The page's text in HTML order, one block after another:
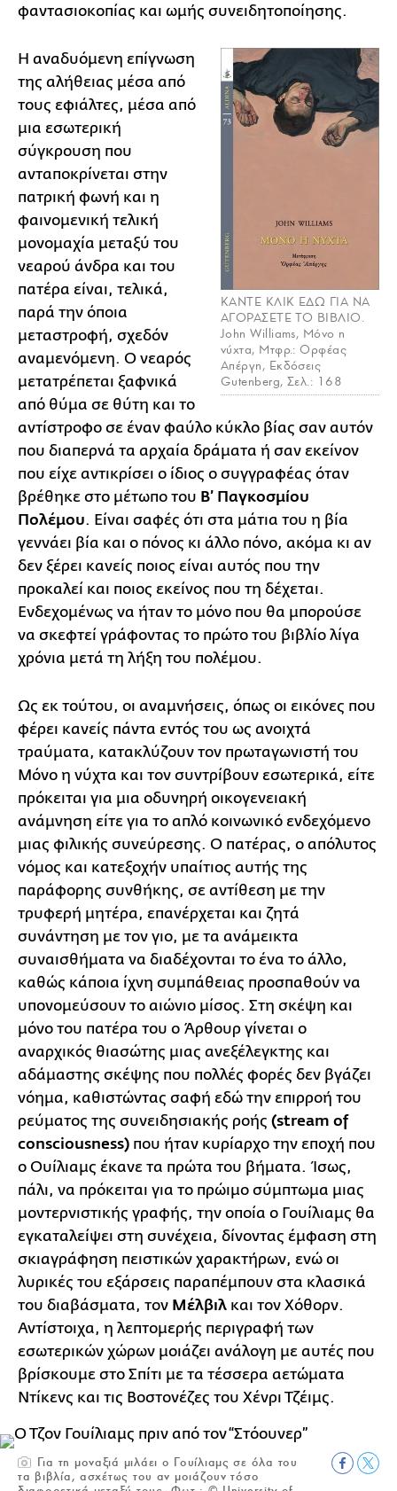
φαντασιοκοπίας και ωμής συνειδητοποίησης.
ΚΑΝΤΕ ΚΛΙΚ ΕΔΩ ΓΙΑ ΝΑ
ΑΓΟΡΑΣΕΤΕ ΤΟ ΒΙΒΛΙΟ.
John Williams, Μόνο η
νύχτα, Μτφρ.: Ορφέας
Απέργη, Εκδόσεις
Gutenberg, Σελ.: 168
Η αναδυόμενη επίγνωση
της αλήθειας μέσα από
τους εφιάλτες, μέσα από
μια εσωτερική
σύγκρουση που
ανταποκρίνεται στην
πατρική φωνή και η
φαινομενική τελική
μονομαχία μεταξύ του
νεαρού άνδρα και του
πατέρα είναι, τελικά,
παρά την όποια
μεταστροφή, σχεδόν
αναμενόμενη. Ο νεαρός
μετατρέπεται ξαφνικά
από θύμα σε θύτη και το
αντίστροφο σε έναν φαύλο κύκλο βίας σαν αυτόν
που διαπερνά τα αρχαία δράματα ή σαν εκείνον
που είχε αντικρίσει ο ίδιος ο συγγραφέας όταν
βρέθηκε στο μέτωπο του Β’ Παγκοσμίου
Πολέμου. Είναι σαφές ότι στα μάτια του η βία
γεννάει βία και ο πόνος κι άλλο πόνο, ακόμα κι αν
δεν ξέρει κανείς ποιος είναι αυτός που την
προκαλεί και ποιος εκείνος που τη δέχεται.
Ενδεχομένως να ήταν το μόνο που θα μπορούσε
να σκεφτεί γράφοντας το πρώτο του βιβλίο λίγα
χρόνια μετά τη λήξη του πολέμου.
Ως εκ τούτου, οι αναμνήσεις, όπως οι εικόνες που
φέρει κανείς πάντα εντός του ως ανοιχτά
τραύματα, κατακλύζουν τον πρωταγωνιστή του
Μόνο η νύχτα και τον συντρίβουν εσωτερικά, είτε
πρόκειται για μια οδυνηρή οικογενειακή
ανάμνηση είτε για το απλό κοινωνικό ενδεχόμενο
μιας φιλικής συνεύρεσης. Ο πατέρας, ο απόλυτος
νόμος και κατεξοχήν υπαίτιος αυτής της
παράφορης συνθήκης, σε αντίθεση με την
τρυφερή μητέρα, επανέρχεται και ζητά
συνάντηση με τον γιο, με τα ανάμεικτα
συναισθήματα να διαδέχονται το ένα το άλλο,
καθώς κάποια ίχνη συμπάθειας προσπαθούν να
υπονομεύσουν το αιώνιο μίσος. Στη σκέψη και
μόνο του πατέρα του ο Άρθουρ γίνεται ο
αναρχικός θιασώτης μιας ανεξέλεγκτης και
αδάμαστης σκέψης που πολλές φορές δεν βγάζει
νόημα, καθιστώντας σαφή εδώ την επιρροή του
ρεύματος της συνειδησιακής ροής (stream of
consciousness) που ήταν κυρίαρχο την εποχή που
ο Ουίλιαμς έκανε τα πρώτα του βήματα. Ίσως,
πάλι, να πρόκειται για το πρώιμο σύμπτωμα μιας
μοντερνιστικής γραφής, την οποία ο Γουίλιαμς θα
εγκαταλείψει στη συνέχεια, δίνοντας έμφαση στη
σκιαγράφηση πειστικών χαρακτήρων, ενώ οι
λυρικές του εξάρσεις παραπέμπουν στα κλασικά
του διαβάσματα, τον Μέλβιλ και τον Χόθορν.
Αντίστοιχα, η λεπτομερής περιγραφή των
εσωτερικών χώρων μοιάζει ανάλογη με αυτές που
βρίσκουμε στο Σπίτι με τα τέσσερα αετώματα
Ντίκενς και τις Βοστονέζες του Χένρι Τζέιμς.
Για τη μοναξιά μιλάει ο Γουίλιαμς σε όλα του
τα βιβλία, ασχέτως του αν μοιάζουν τόσο